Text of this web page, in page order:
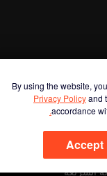
By using the website,
Privacy Policyand
accordance
Accept
السريعة